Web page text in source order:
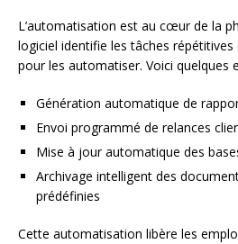
L’automatisation est au cœur de la
logiciel identifie les tâches
pour les automatiser. Voici quelques
Génération automatique de
Envoi programmé de relances
Mise à jour automatique des
Archivage intelligent des
prédéfinies
Cette automatisation libère les